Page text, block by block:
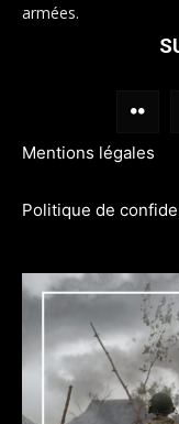
armées.
Mentions légales
Politique de